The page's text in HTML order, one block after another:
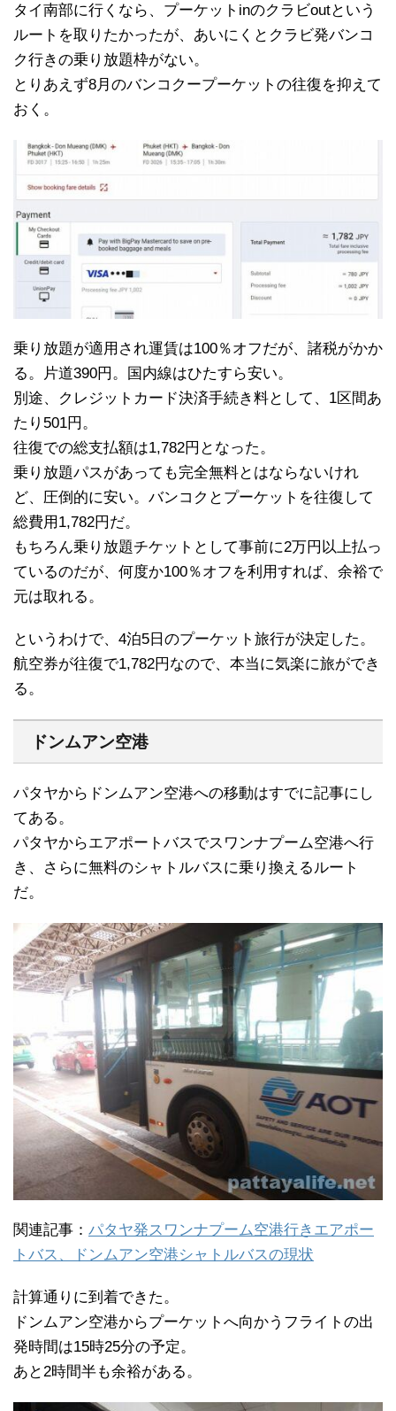
タイ南部に行くなら、プーケットinのクラビoutという
ルートを取りたかったが、あいにくとクラビ発バンコ
ク行きの乗り放題枠がない。
とりあえず8月のバンコクープーケットの往復を抑えて
おく。
乗り放題が適用され運賃は100％オフだが、諸税がかか
る。片道390円。国内線はひたすら安い。
別途、クレジットカード決済手続き料として、1区間あ
たり501円。
往復での総支払額は1,782円となった。
乗り放題パスがあっても完全無料とはならないけれ
ど、圧倒的に安い。バンコクとプーケットを往復して
総費用1,782円だ。
もちろん乗り放題チケットとして事前に2万円以上払っ
ているのだが、何度か100％オフを利用すれば、余裕で
元は取れる。
というわけで、4泊5日のプーケット旅行が決定した。
航空券が往復で1,782円なので、本当に気楽に旅ができ
る。
ドンムアン空港
パタヤからドンムアン空港への移動はすでに記事にし
てある。
パタヤからエアポートバスでスワンナプーム空港へ行
き、さらに無料のシャトルバスに乗り換えるルート
だ。
関連記事： パタヤ発スワンナプーム空港行きエアポー
トバス、ドンムアン空港シャトルバスの現状
計算通りに到着できた。
ドンムアン空港からプーケットへ向かうフライトの出
発時間は15時25分の予定。
あと2時間半も余裕がある。